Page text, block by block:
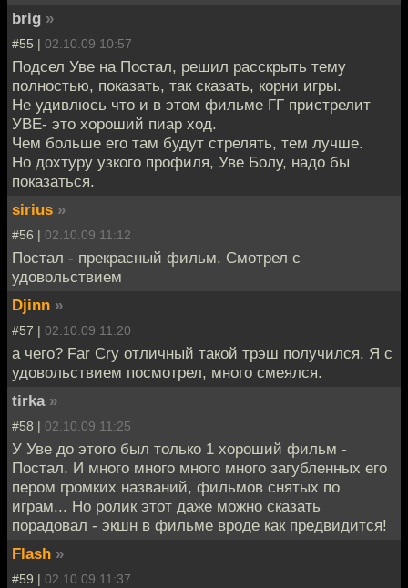
brig »
#55 | 02.10.09 10:57
Подсел Уве на Постал, решил расскрыть тему
полностью, показать, так сказать, корни игры.
Не удивлюсь что и в этом фильме ГГ пристрелит
УВЕ- это хороший пиар ход.
Чем больше его там будут стрелять, тем лучше.
Но дохтуру узкого профиля, Уве Болу, надо бы
показаться.
sirius »
#56 | 02.10.09 11:12
Постал - прекрасный фильм. Смотрел с
удовольствием
Djinn »
#57 | 02.10.09 11:20
а чего? Far Cry отличный такой трэш получился. Я с
удовольствием посмотрел, много смеялся.
tirka »
#58 | 02.10.09 11:25
У Уве до этого был только 1 хороший фильм -
Постал. И много много много много загубленных его
пером громких названий, фильмов снятых по
играм... Но ролик этот даже можно сказать
порадовал - экшн в фильме вроде как предвидится!
Flash »
#59 | 02.10.09 11:37